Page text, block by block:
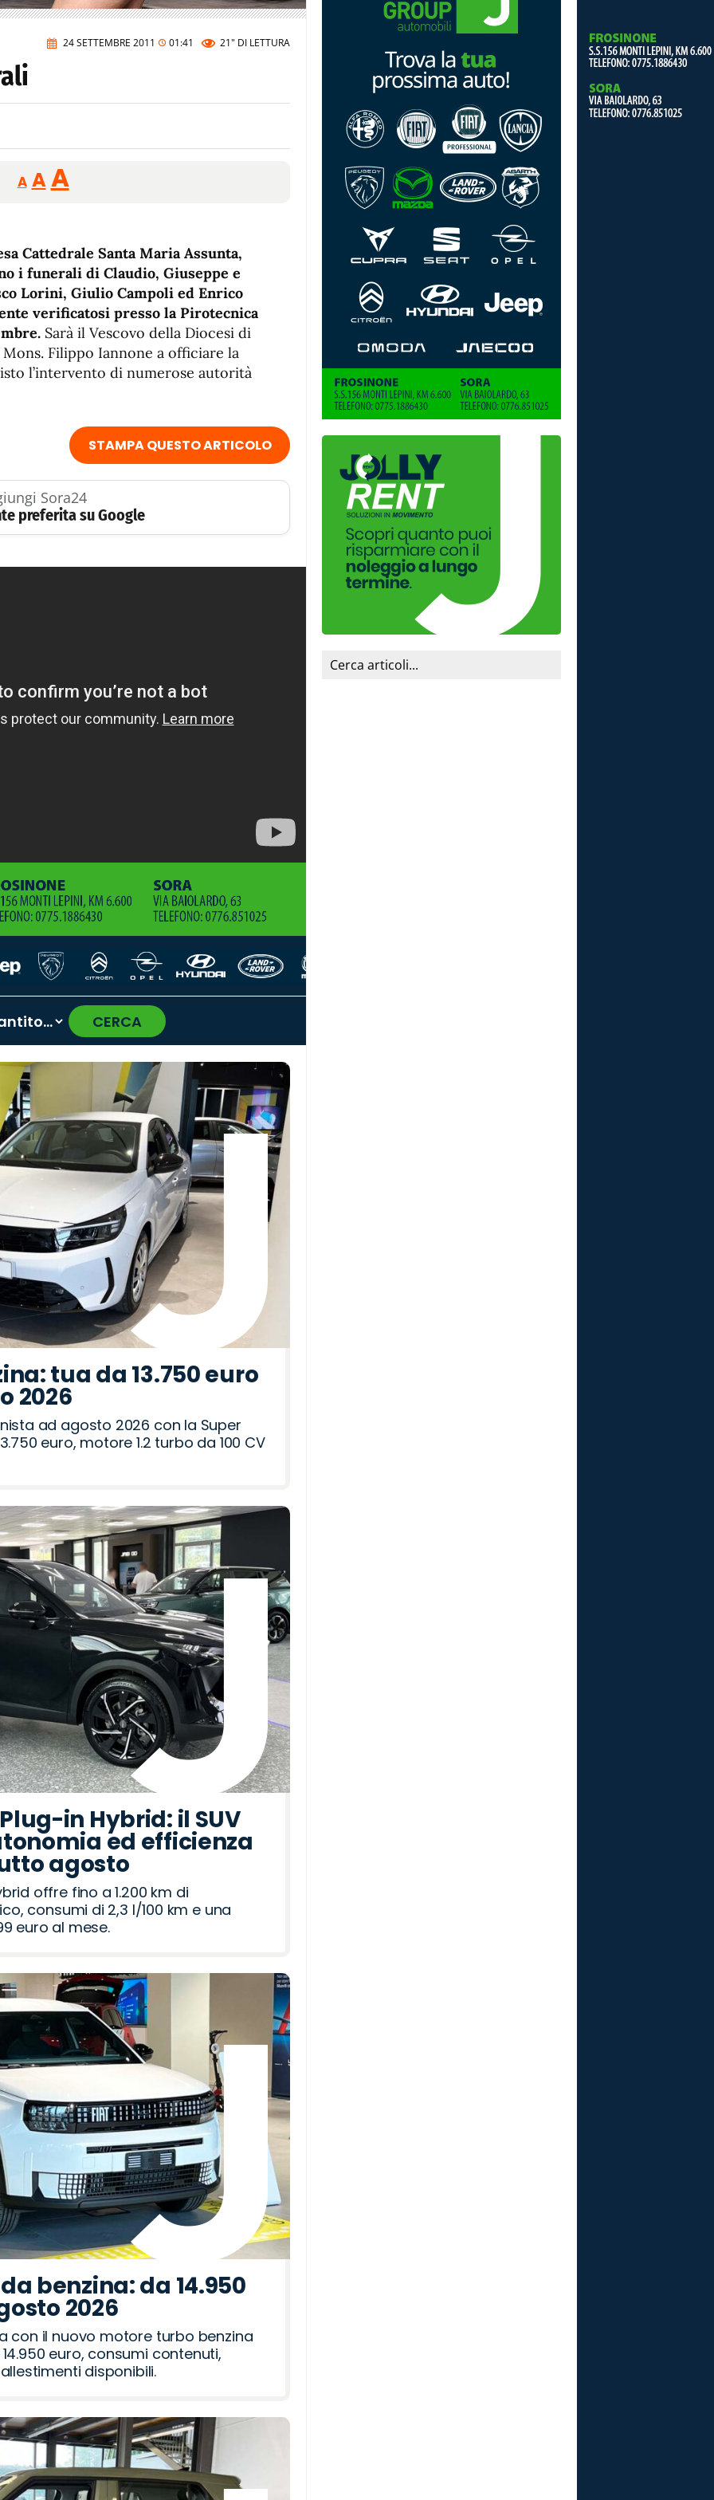
24 SETTEMBRE 2011 01:41 21" DI LETTURA
A
Reducir
tamaño
A Restablecer
tamaño
fuente
AAumentar
de
fuente.
Cattedrale Santa Maria Assunta,
i funerali di Claudio, Giuseppe e
Lorini, Giulio Campoli ed Enrico
verificatosi presso la Pirotecnica
Sarà il Vescovo della Diocesi di
Filippo Iannone a officiare la
l’intervento di numerose autorità
STAMPA QUESTO ARTICOLO
Sora24
preferita su Google
CERCA
›
tua da 13.750 euro
2026
ad agosto 2026 con la Super
euro, motore 1.2 turbo da 100 CV
in Hybrid: il SUV
ed efficienza
agosto
offre fino a 1.200 km di
consumi di 2,3 l/100 km e una
euro al mese.
benzina: da 14.950
2026
con il nuovo motore turbo benzina
euro, consumi contenuti,
disponibili.